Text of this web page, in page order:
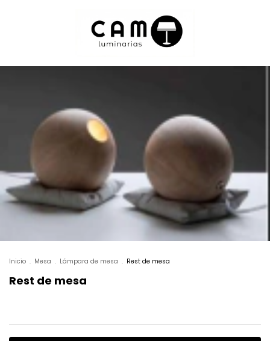
Inicio . Mesa . Lámpara de mesa . Rest de mesa
Rest de mesa